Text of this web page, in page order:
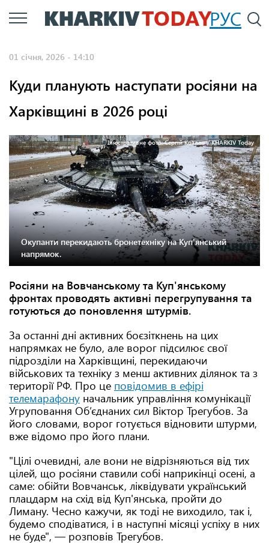
Перейти
до
РУС
01 січня, 2026 - 14:10
Куди планують наступати росіяни на
Харківщині в 2026 році
Ілюстративне фото: Сергій Козлов / KHARKIV Today
Окупанти перекидають бронетехніку на Куп'янський
напрямок.
Росіяни на Вовчанському та Куп'янському
фронтах проводять активні перегрупування та
готуються до поновлення штурмів.
За останні дні активних боєзіткнень на цих
напрямках не було, але ворог підсилює свої
підрозділи на Харківщині, перекидаючи
військових та техніку з менш активних ділянок та з
території РФ. Про це повідомив в ефірі
телемарафону начальник управління комунікації
Угруповання Об’єднаних сил Віктор Трегубов. За
його словами, ворог готується відновити штурми,
вже відомо про його плани.
"Цілі очевидні, але вони не відрізняються від тих
цілей, що росіяни ставили собі наприкінці осені, а
саме: обійти Вовчанськ, ліквідувати український
плацдарм на схід від Куп'янська, пройти до
Лиману. Чесно кажучи, як тоді не виходило, так і,
будемо сподіватися, і в наступні місяці успіху в них
не буде", — розповів Трегубов.